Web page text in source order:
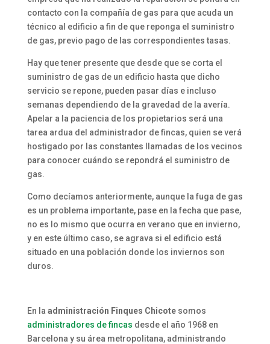
contacto con la compañía de gas para que acuda un
técnico al edificio a fin de que reponga el suministro
de gas, previo pago de las correspondientes tasas.
Hay que tener presente que desde que se corta el
suministro de gas de un edificio hasta que dicho
servicio se repone, pueden pasar días e incluso
semanas dependiendo de la gravedad de la avería.
Apelar a la paciencia de los propietarios será una
tarea ardua del administrador de fincas, quien se verá
hostigado por las constantes llamadas de los vecinos
para conocer cuándo se repondrá el suministro de
gas.
Como decíamos anteriormente, aunque la fuga de gas
es un problema importante, pase en la fecha que pase,
no es lo mismo que ocurra en verano que en invierno,
y en este último caso, se agrava si el edificio está
situado en una población donde los inviernos son
duros.
En la administración Finques Chicotesomos
administradores de fincas desde el año 1968 en
Barcelona y su área metropolitana, administrando